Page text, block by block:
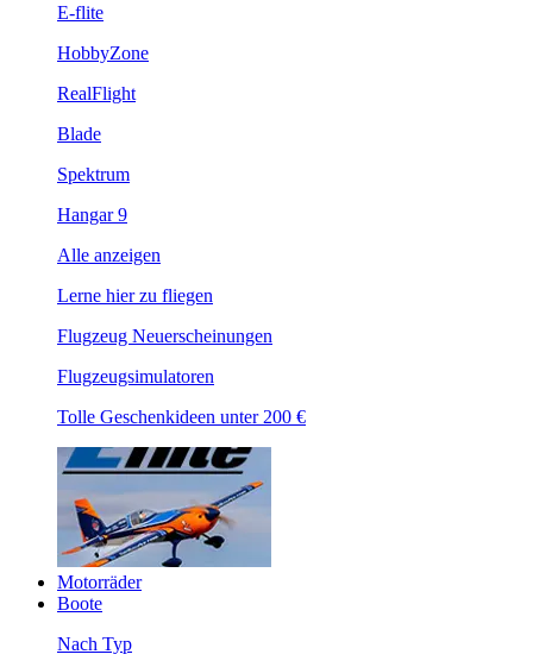
E-flite
HobbyZone
RealFlight
Blade
Spektrum
Hangar 9
Alle anzeigen
Lerne hier zu fliegen
Flugzeug Neuerscheinungen
Flugzeugsimulatoren
Tolle Geschenkideen unter 200 €
Motorräder
Boote
Nach Typ